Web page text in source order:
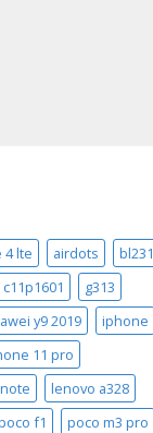
4 lte airdots
bl231
c11p1601
g313
y9 2019
iphone
11 pro
lenovo a328
f1
poco m3 pro